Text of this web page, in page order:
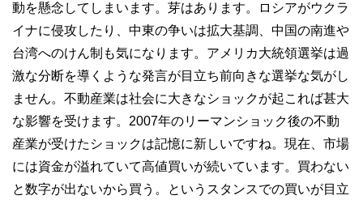
動を懸念してしまいます。芽はあります。ロシアがウクラ
イナに侵攻したり、中東の争いは拡大基調、中国の南進や
台湾へのけん制も気になります。アメリカ大統領選挙は過
激な分断を導くような発言が目立ち前向きな選挙な気がし
ません。不動産業は社会に大きなショックが起これば甚大
な影響を受けます。2007年のリーマンショック後の不動
産業が受けたショックは記憶に新しいですね。現在、市場
には資金が溢れていて高値買いが続いています。買わない
と数字が出ないから買う。というスタンスでの買いが目立